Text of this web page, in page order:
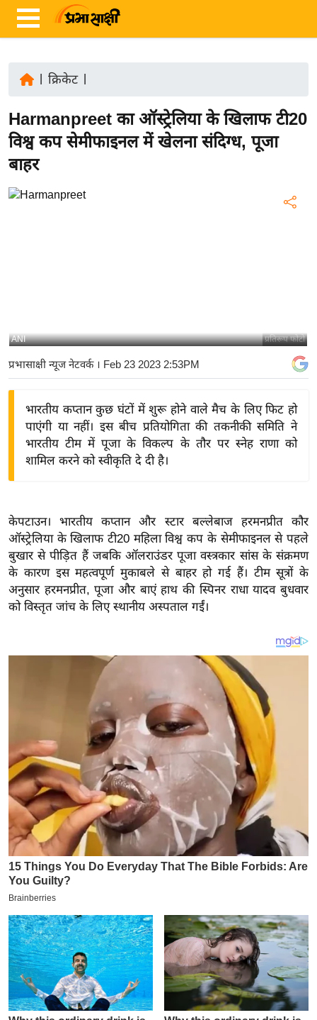
ज़ा
ख
र
रा
य
ज़
त
वि
शे
ष
ज्ञ
क्रि
के
ट
P
L
2
0
2
6
क्रा
इ
ई
क्रिकेट|
Harmanpreet का ऑस्ट्रेलिया के खिलाफ टी20
विश्व कप सेमीफाइनल में खेलना संदिग्ध, पूजा
बाहर
प्रतिरूप फोटो
ANI
प्रभासाक्षी न्यूज नेटवर्क। Feb 23 2023 2:53PM
भारतीय कप्तान कुछ घंटों में शुरू होने वाले मैच के लिए फिट हो
पाएंगी या नहीं। इस बीच प्रतियोगिता की तकनीकी समिति ने
भारतीय टीम में पूजा के विकल्प के तौर पर स्नेह राणा को
शामिल करने को स्वीकृति दे दी है।
केपटाउन। भारतीय कप्तान और स्टार बल्लेबाज हरमनप्रीत कौर
ऑस्ट्रेलिया के खिलाफ टी20 महिला विश्व कप के सेमीफाइनल से पहले
बुखार से पीड़ित हैं जबकि ऑलराउंडर पूजा वस्त्रकार सांस के संक्रमण
के कारण इस महत्वपूर्ण मुकाबले से बाहर हो गई हैं। टीम सूत्रों के
अनुसार हरमनप्रीत, पूजा और बाएं हाथ की स्पिनर राधा यादव बुधवार
को विस्तृत जांच के लिए स्थानीय अस्पताल गईं।